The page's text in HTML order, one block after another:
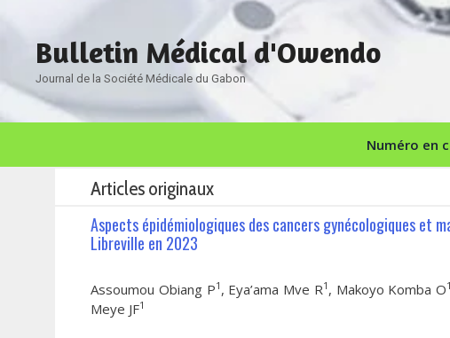
contenuBulletin Médical d'Owendo
Journal de la Société Médicale du Gabon
Numéro en
Articles originaux
Aspects épidémiologiques des cancers gynécologiques et
Libreville en 2023
Assoumou Obiang P1 , Eya’ama Mve R1 , Makoyo Komba O1
Meye JF1